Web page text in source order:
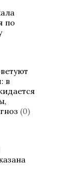
по
в
(0)